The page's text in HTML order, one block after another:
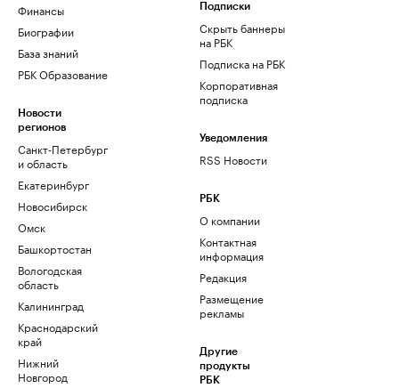
Финансы
Биографии
База знаний
РБК Образование
Новости
регионов
Санкт-Петербург
и область
Екатеринбург
Новосибирск
Омск
Башкортостан
Вологодская
область
Калининград
Краснодарский
край
Нижний
Новгород
Подписки
Скрыть баннеры
на РБК
Подписка на РБК
Корпоративная
подписка
Уведомления
RSS Новости
РБК
О компании
Контактная
информация
Редакция
Размещение
рекламы
Другие
продукты
РБК